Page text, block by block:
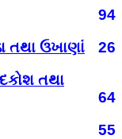
94
તથા ઉખાણાં
26
તથા
64
55